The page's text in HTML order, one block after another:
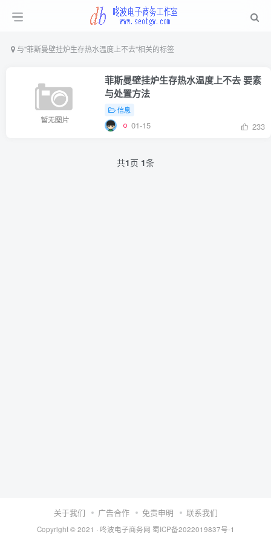
与"菲斯曼壁挂炉生存热水温度上不去"相关的标签
菲斯曼壁挂炉生存热水温度上不去 要素
与处置方法
信息
01-15 233
共1页 1条
关于我们 广告合作 免责申明 联系我们
Copyright © 2021 · 咚波电子商务网 蜀ICP备2022019837号-1